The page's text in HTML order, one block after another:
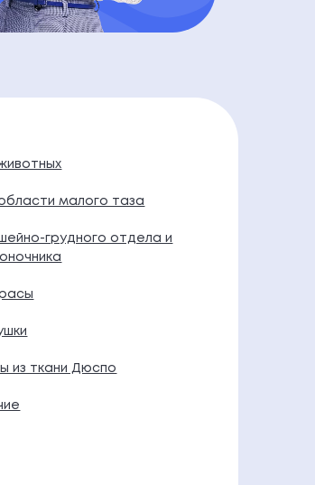
малого таза
грудного отдела и
из ткани Дюспо